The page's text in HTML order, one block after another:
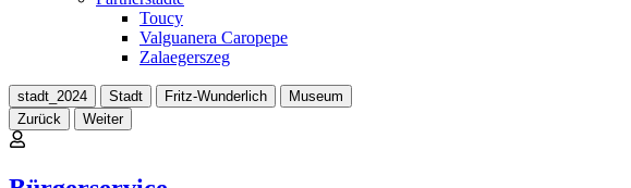
Toucy
Valguanera Caropepe
Zalaegerszeg
stadt_2024 Stadt Fritz-Wunderlich
Museum
Zurück
Weiter